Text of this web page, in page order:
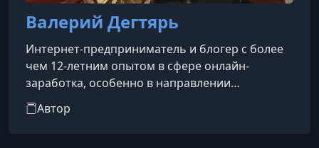
Валерий Дегтярь
Интернет-предприниматель и блогер с более
чем 12-летним опытом в сфере онлайн-
заработка, особенно в направлении
партнёрских программ. Многократный призёр
конкурсов среди партнёров. Автор обучающих
Автор